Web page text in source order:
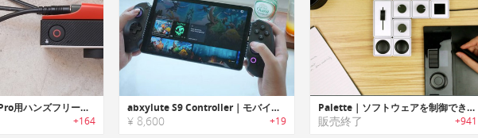
GoHawk｜GoPro用ハンズフリー撮影システム「ゴーホーク」
+164
abxylute S9 Controller｜モバイルゲーミング用の振動機能付きコントローラー
¥ 8,600 +19
Palette｜ソフトウェアを制御できるフリーフォーム·インタフェース
販売終了 +941